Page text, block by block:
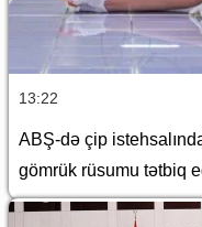
13:22
ABŞ-də çip
gömrük rüsumu tətbiq